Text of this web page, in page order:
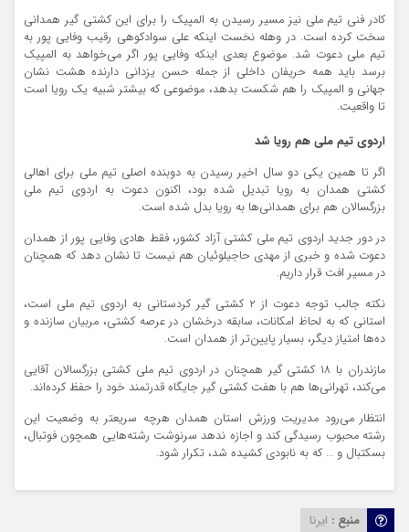
کادر فنی تیم ملی نیز مسیر رسیدن به المپیک را برای این کشتی گیر همدانی
سخت کرده است. در وهله نخست اینکه علی سوادکوهی رقیب وفایی پور به
تیم ملی دعوت شد. موضوع بعدی اینکه وفایی پور اگر می‌خواهد به المپیک
برسد باید همه حریفان داخلی از جمله حسن یزدانی دارنده هشت نشان
جهانی و المپیک را هم شکست بدهد، موضوعی که بیشتر شبیه یک رویا است
تا واقعیت.
اردوی تیم ملی هم رویا شد
اگر تا همین یکی دو سال اخیر رسیدن به دوبنده اصلی تیم ملی برای اهالی
کشتی همدان به رویا تبدیل شده بود، اکنون دعوت به اردوی تیم ملی
بزرگسالان هم برای همدانی‌ها به رویا بدل شده است.
در دور جدید اردوی تیم ملی کشتی آزاد کشور، فقط هادی وفایی پور از همدان
دعوت شده و خبری از مهدی حاجیلوئیان هم نیست تا نشان دهد که همچنان
در مسیر افت قرار داریم.
نکته جالب توجه دعوت از ۲ کشتی گیر کردستانی به اردوی تیم ملی است،
استانی که به لحاظ امکانات، سابقه درخشان در عرصه کشتی، مربیان سازنده و
ده‌ها امتیاز دیگر، بسیار پایین‌تر از همدان است.
مازندران با ۱۸ کشتی گیر همچنان در اردوی تیم ملی کشتی بزرگسالان آقایی
می‌کند، تهرانی‌ها هم با هفت کشتی گیر جایگاه قدرتمند خود را حفظ کرده‌اند.
انتظار می‌رود مدیریت ورزش استان همدان هرچه سریعتر به وضعیت این
رشته محبوب رسیدگی کند و اجازه ندهد سرنوشت رشته‌هایی همچون فوتبال،
بسکتبال و … که به نابودی کشیده شد، تکرار شود.
منبع : ایرنا